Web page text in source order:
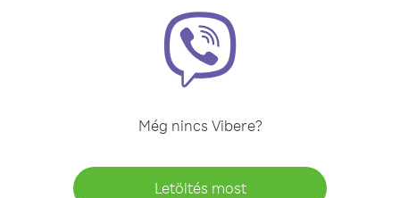
Még nincs Vibere?
Letöltés most